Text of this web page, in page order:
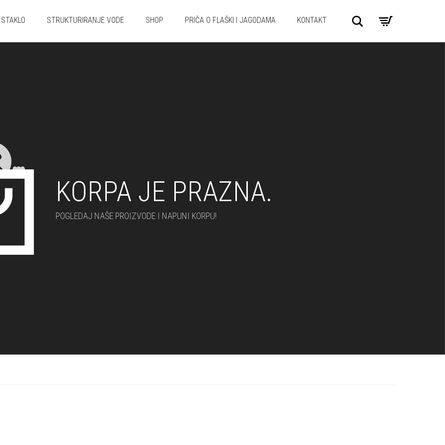
STAKLO STRUKTURIRANJE VODE SHOP PRIČA O FLAŠKI I JAGODAMA KONTAKT Search
KORPA JE PRAZNA.
POGLEDAJ NAŠE PROIZVODE I NAPUNI KORPU!